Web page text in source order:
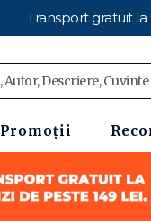
Transport gratuit
Promoții